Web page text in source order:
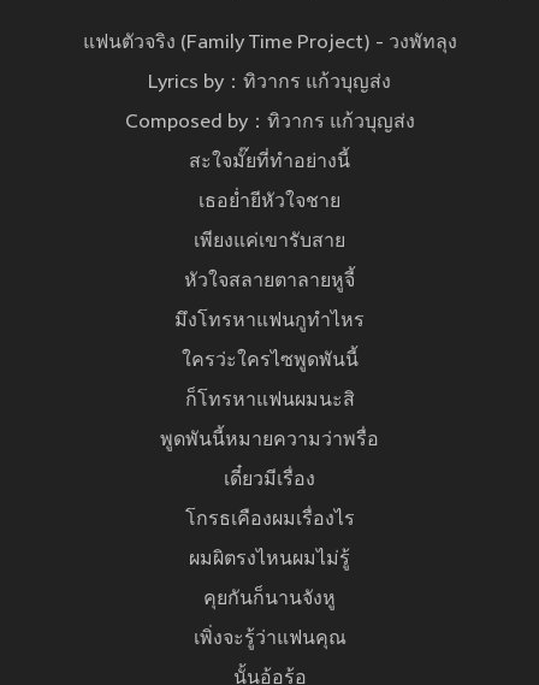
แฟนตัวจริง (Family Time Project) - วงพัทลุง
Lyrics by：ทิวากร แก้วบุญส่ง
Composed by：ทิวากร แก้วบุญส่ง
สะใจมั๊ยที่ทำอย่างนี้
เธอย่ำยีหัวใจชาย
เพียงแค่เขารับสาย
หัวใจสลายตาลายหูจี้
มึงโทรหาแฟนกูทำไหร
ใครว่ะใครไซพูดพันนี้
ก็โทรหาแฟนผมนะสิ
พูดพันนี้หมายความว่าพรื่อ
เดี๋ยวมีเรื่อง
โกรธเคืองผมเรื่องไร
ผมผิตรงไหนผมไม่รู้
คุยกันก็นานจังหู
เพิ่งจะรู้ว่าแฟนคุณ
นั้นอ้อร้อ